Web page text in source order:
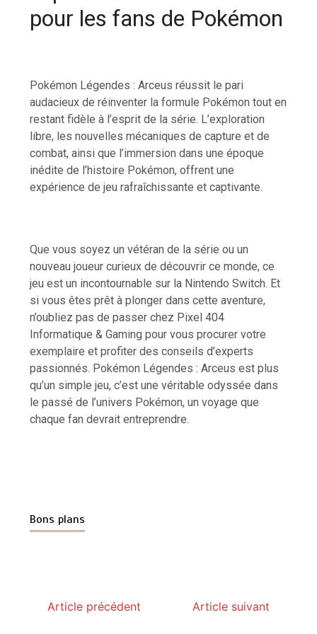
pour les fans de Pokémon
Pokémon Légendes : Arceus réussit le pari
audacieux de réinventer la formule Pokémon tout en
restant fidèle à l’esprit de la série. L’exploration
libre, les nouvelles mécaniques de capture et de
combat, ainsi que l’immersion dans une époque
inédite de l’histoire Pokémon, offrent une
expérience de jeu rafraîchissante et captivante.
Que vous soyez un vétéran de la série ou un
nouveau joueur curieux de découvrir ce monde, ce
jeu est un incontournable sur la Nintendo Switch. Et
si vous êtes prêt à plonger dans cette aventure,
n’oubliez pas de passer chez Pixel 404
Informatique & Gaming pour vous procurer votre
exemplaire et profiter des conseils d’experts
passionnés. Pokémon Légendes : Arceus est plus
qu’un simple jeu, c’est une véritable odyssée dans
le passé de l’univers Pokémon, un voyage que
chaque fan devrait entreprendre.
Bons plans
Article précédent Article suivant